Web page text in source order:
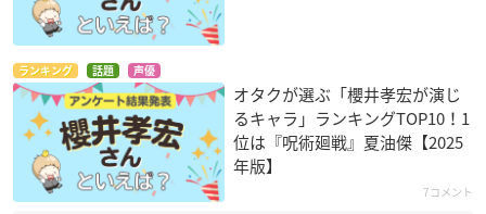
ランキング 話題 声優
オタクが選ぶ「櫻井孝宏が演じ
るキャラ」ランキングTOP10！1
位は『呪術廻戦』夏油傑【2025
年版】
7コメント